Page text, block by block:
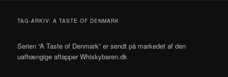
TAG-ARKIV:A TASTE OF DENMARK
Serien “A Taste of Denmark” er sendt på markedet af den
uafhængige aftapper Whiskybaren.dk